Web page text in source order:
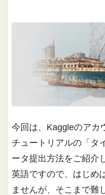
今回は、Kaggleのアカ
チュートリアルの「タ
ータ提出方法をご紹介
英語ですので、はじめ
ませんが、そこまで難